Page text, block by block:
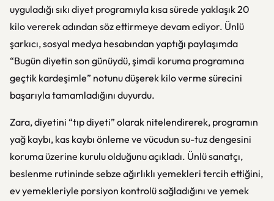
uyguladığı sıkı diyet programıyla kısa sürede yaklaşık 20
kilo vererek adından söz ettirmeye devam ediyor. Ünlü
şarkıcı, sosyal medya hesabından yaptığı paylaşımda
“Bugün diyetin son günüydü, şimdi koruma programına
geçtik kardeşimle” notunu düşerek kilo verme sürecini
başarıyla tamamladığını duyurdu.
Zara, diyetini “tıp diyeti” olarak nitelendirerek, programın
yağ kaybı, kas kaybı önleme ve vücudun su-tuz dengesini
koruma üzerine kurulu olduğunu açıkladı. Ünlü sanatçı,
beslenme rutininde sebze ağırlıklı yemekleri tercih ettiğini,
ev yemekleriyle porsiyon kontrolü sağladığını ve yemek